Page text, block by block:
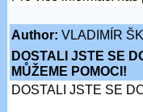
Author: VLADIMÍR
DOSTALI JSTE SE
MŮŽEME POMOCI!
DOSTALI JSTE SE